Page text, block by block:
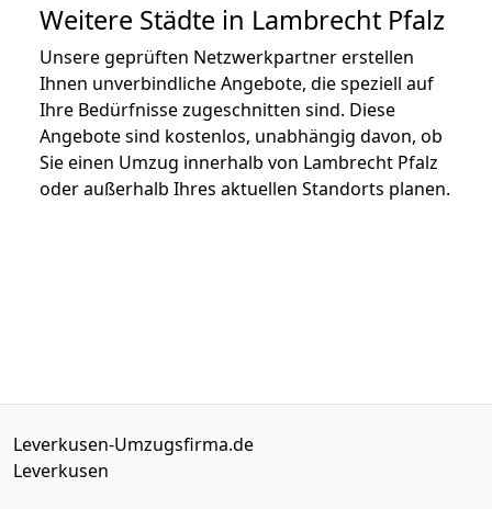
Weitere Städte in Lambrecht Pfalz
Unsere geprüften Netzwerkpartner erstellen
Ihnen unverbindliche Angebote, die speziell auf
Ihre Bedürfnisse zugeschnitten sind. Diese
Angebote sind kostenlos, unabhängig davon, ob
Sie einen Umzug innerhalb von Lambrecht Pfalz
oder außerhalb Ihres aktuellen Standorts planen.
Leverkusen-Umzugsfirma.de
Leverkusen